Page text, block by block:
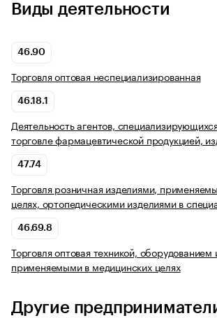
Виды деятельности
46.90
Торговля оптовая неспециализированная
46.18.1
Деятельность агентов,
торговле фармацевтической продукцией,
47.74
Торговля розничная изделиями,
целях, ортопедическими изделиями в
46.69.8
Торговля оптовая техникой,
применяемыми в медицинских целях
Другие